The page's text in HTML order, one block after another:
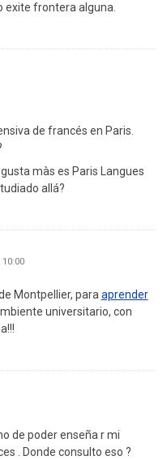
exite frontera alguna.
de francés en Paris.
màs es Paris Langues
allá?
Montpellier, paraaprender
universitario, con
de poder enseña r mi
. Donde consulto eso ?